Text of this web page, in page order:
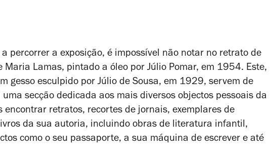
percorrer a exposição, é impossível não notar no retrato de
Maria Lamas, pintado a óleo por Júlio Pomar, em 1954. Este,
gesso esculpido por Júlio de Sousa, em 1929, servem de
secção dedicada aos mais diversos objectos pessoais da
encontrar retratos, recortes de jornais, exemplares de
da sua autoria, incluindo obras de literatura infantil,
como o seu passaporte, a sua máquina de escrever e até